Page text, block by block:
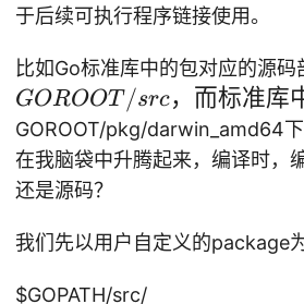
于后续可执行程序链接使用。
比如Go标准库中的包对应的源码
GOROOT /src，而标准库
GOROOT/pkg/darwin_amd64
在我脑袋中升腾起来，编译时，
还是源码？
我们先以用户自定义的package
$GOPATH/src/